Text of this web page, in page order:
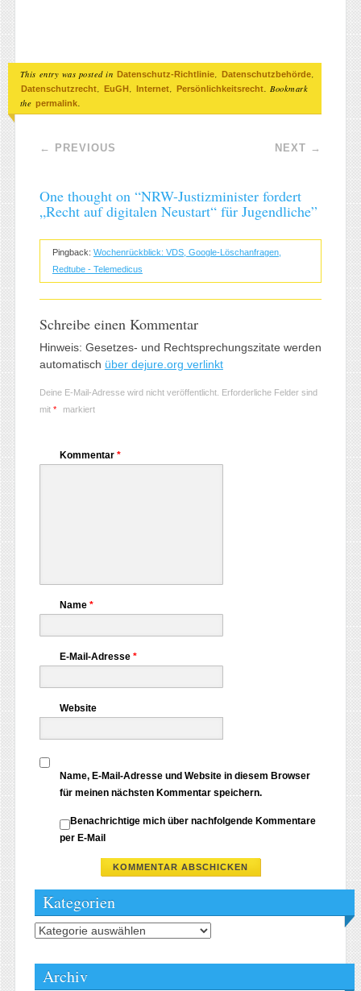
This entry was posted in Datenschutz-Richtlinie Datenschutzbehörde
Datenschutzrecht EuGH Internet Persönlichkeitsrecht
. Bookmark
the permalink
Post navigation
← PREVIOUS NEXT →
One thought on “NRW-Justizminister fordert
„Recht auf digitalen Neustart“ für Jugendliche”
Pingback: Wochenrückblick: VDS, Google-Löschanfragen,
Redtube - Telemedicus
Schreibe einen Kommentar
Hinweis: Gesetzes- und Rechtsprechungszitate werden
automatisch über dejure.org verlinkt
Deine E-Mail-Adresse wird nicht veröffentlicht. Erforderliche Felder sind
mit * markiert
Kommentar *
Name *
E-Mail-Adresse *
Website
Name, E-Mail-Adresse und Website in diesem Browser
für meinen nächsten Kommentar speichern.
Benachrichtige mich über nachfolgende Kommentare
per E-Mail
Kategorien
Kategorien
Archiv